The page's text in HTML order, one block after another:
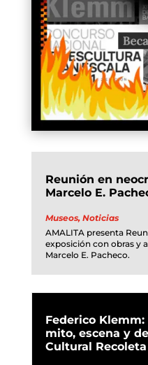
Reunión en
Marcelo E.
Museos, Noticias
AMALITA presenta
exposición con obras y
Marcelo E. Pacheco.
Federico
mito, escena y
Cultural Recoleta